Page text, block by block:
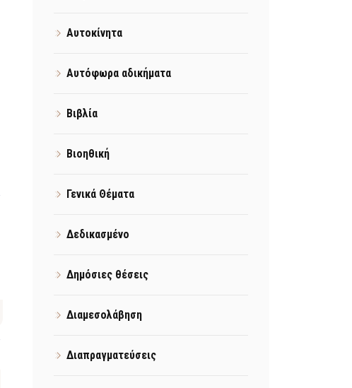
Αυτοκίνητα
Αυτόφωρα αδικήματα
Βιβλία
Βιοηθική
Γενικά Θέματα
Δεδικασμένο
Δημόσιες θέσεις
Διαμεσολάβηση
Διαπραγματεύσεις